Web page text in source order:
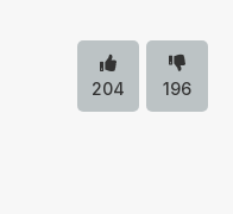
204 196